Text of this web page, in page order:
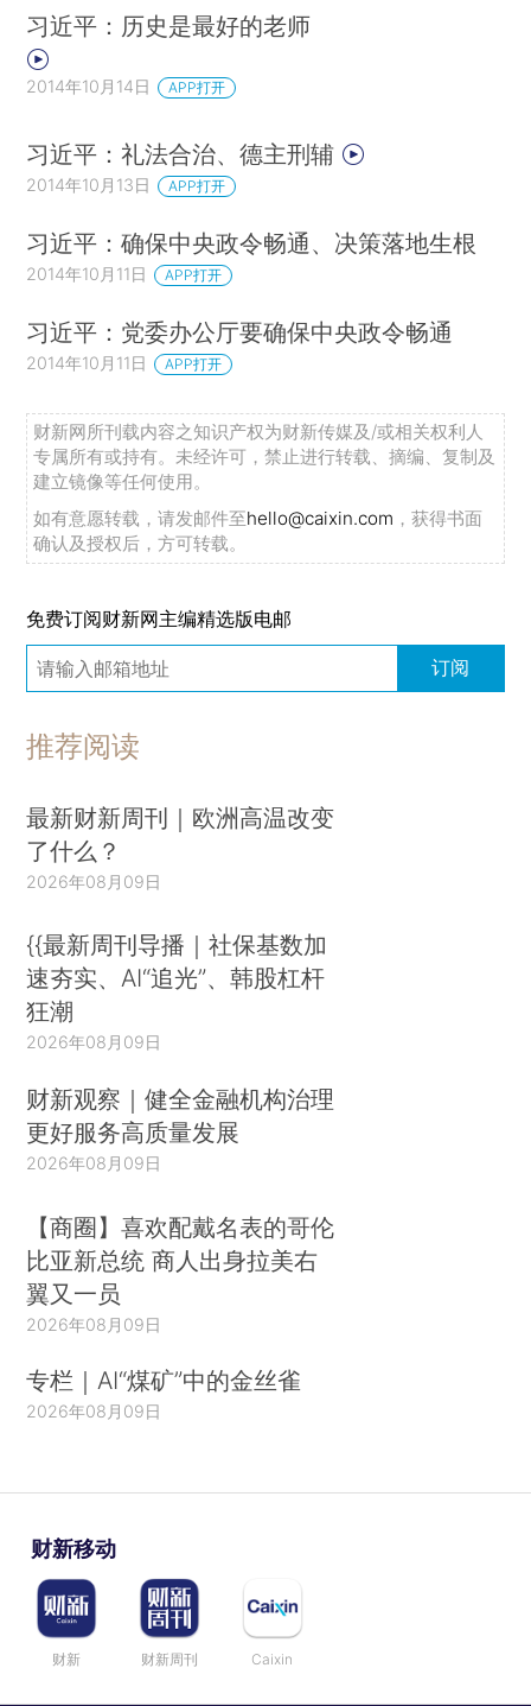
习近平：历史是最好的老师
2014年10月14日 APP打开
习近平：礼法合治、德主刑辅
2014年10月13日 APP打开
习近平：确保中央政令畅通、决策落地生根
2014年10月11日 APP打开
习近平：党委办公厅要确保中央政令畅通
2014年10月11日 APP打开
财新网所刊载内容之知识产权为财新传媒及/或相关权利人
专属所有或持有。未经许可，禁止进行转载、摘编、复制及
建立镜像等任何使用。
如有意愿转载，请发邮件至hello@caixin.com ，获得书面
确认及授权后，方可转载。
免费订阅财新网主编精选版电邮
订阅
推荐阅读
最新财新周刊｜欧洲高温改变
了什么？
2026年08月09日
{{最新周刊导播｜社保基数加
速夯实、AI“追光”、韩股杠杆
狂潮
2026年08月09日
财新观察｜健全金融机构治理
更好服务高质量发展
2026年08月09日
【商圈】喜欢配戴名表的哥伦
比亚新总统 商人出身拉美右
翼又一员
2026年08月09日
专栏｜AI“煤矿”中的金丝雀
2026年08月09日
财新移动
财新 财新周刊 Caixin